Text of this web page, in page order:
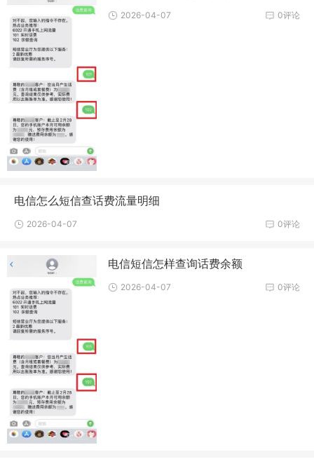
0评论
2026-04-07
电信怎么短信查话费流量明细
0评论
2026-04-07
电信短信怎样查询话费余额
0评论
2026-04-07